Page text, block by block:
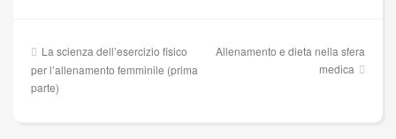
Navigazione
articoli
La scienza dell’esercizio fisico
per l’allenamento femminile (prima
parte)
Allenamento e dieta nella sfera
medica